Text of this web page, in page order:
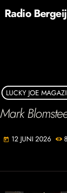
Radio
LUCKY JOE
Mark
today 12 JUNI 2026 8